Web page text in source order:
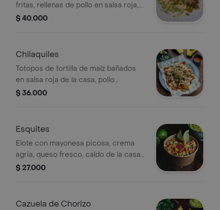
fritas, rellenas de pollo en salsa roja,
salsa de queso cheddar, crema agria
fresco, pico de gallo, guacamole,
cebollas encurtidas y cilantro.
$ 40.000
Chilaquiles
Totopos de tortilla de maíz bañados
en salsa roja de la casa, pollo
mexicano, cebollas encurtidas, queso
$ 36.000
Esquites
Elote con mayonesa picosa, crema
agria, queso fresco, caldo de la casa,
tajín y cebollas encurtidas.
$ 27.000
Cazuela de Chorizo